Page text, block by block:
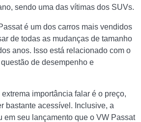
sendo uma das vítimas dos SUVs.
é um dos carros mais vendidos
de todas as mudanças de tamanho
anos. Isso está relacionado com o
de desempenho e
importância falar é o preço,
bastante acessível. Inclusive, a
em seu lançamento que o VW Passat